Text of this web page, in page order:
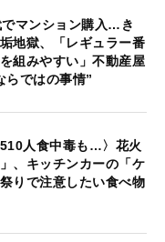
マンション購入…き
地獄、「レギュラー番
組みやすい」不動産屋
らではの事情”
510人食中毒も…〉花火
、キッチンカーの「ケ
りで注意したい食べ物